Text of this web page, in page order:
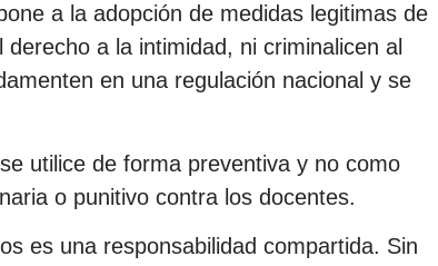
a la adopción de medidas legitimas de
a la intimidad, ni criminalicen al
en una regulación nacional y se
utilice de forma preventiva y no como
o punitivo contra los docentes.
es una responsabilidad compartida. Sin